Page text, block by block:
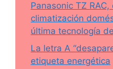
Panasonic TZ
climatización
última tecnología
La letra A
etiqueta energética